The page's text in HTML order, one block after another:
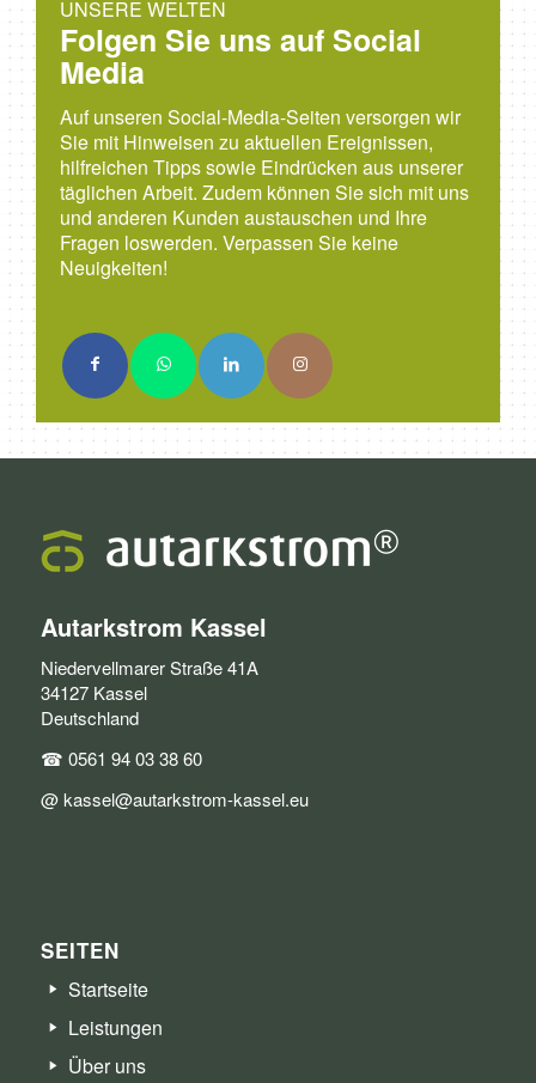
UNSERE WELTEN
Folgen Sie uns auf Social
Media
Auf unseren Social-Media-Seiten versorgen wir
Sie mit Hinweisen zu aktuellen Ereignissen,
hilfreichen Tipps sowie Eindrücken aus unserer
täglichen Arbeit. Zudem können Sie sich mit uns
und anderen Kunden austauschen und Ihre
Fragen loswerden. Verpassen Sie keine
Neuigkeiten!
Autarkstrom Kassel
Niedervellmarer Straße 41A
34127 Kassel
Deutschland
☎ 0561 94 03 38 60
@ kassel@autarkstrom-kassel.eu
SEITEN
Startseite
Leistungen
Über uns